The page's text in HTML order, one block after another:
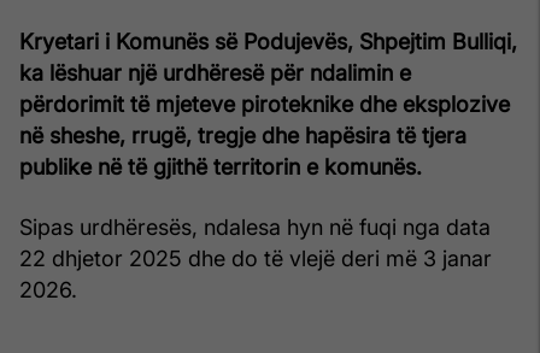
Kryetari i Komunës së Podujevës, Shpejtim Bulliqi,
ka lëshuar një urdhëresë për ndalimin e
përdorimit të mjeteve piroteknike dhe eksplozive
në sheshe, rrugë, tregje dhe hapësira të tjera
publike në të gjithë territorin e komunës.
Sipas urdhëresës, ndalesa hyn në fuqi nga data
22 dhjetor 2025 dhe do të vlejë deri më 3 janar
2026.